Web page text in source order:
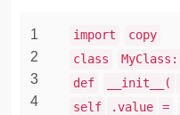
1
2
3
4
import
copy
class
MyClass:
def
__init__(
self
.value =